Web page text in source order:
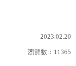
2023.02.20
瀏覽數： 11365